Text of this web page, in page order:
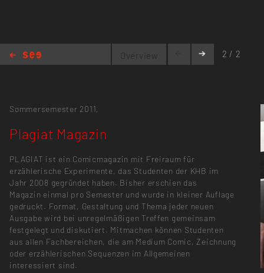
Overview 2 / 2
Sommersemester 2011,
Plagiat Magazin
PLAGIAT ist ein Comicmagazin mit Freiraum für
erzählerische Experimente, das Studenten der KHB im
Jahr 2008 gegründet haben. Bisher erschien das
Magazin einmal pro Semester und wurde in kleiner Auflage
gedruckt. Format, Gestaltung und Thema jeder neuen
Ausgabe wird bei unregelmäßigen Treffen gemeinsam
festgelegt und diskutiert. Mitmachen können Studenten
aus allen Fachbereichen, die am Medium Comic, Zeichnung
oder erzählerischen Sequenzen im Allgemeinen
interessiert sind.